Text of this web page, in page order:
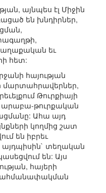
այնպես էլ Միջին
են խնդիրներ,
եւ
հետ:
հայության
մարտահրավերներ,
Թուրքիայի
թուրքական
Ահա այդ
կողմից շատ
են իբրեւ
տեղական
են: Այս
հայերի
սահմանափակման